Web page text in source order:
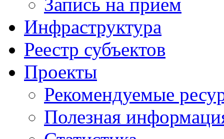
Инфраструктура
Реестр субъектов
Проекты
Рекомендуемые
Полезная